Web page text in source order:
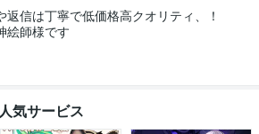
信は丁寧で低価格高クオリティ、！
絵師様です
気サービス